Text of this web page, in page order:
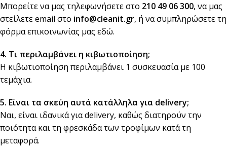
Μπορείτε να μας τηλεφωνήσετε στο 210 49 06 300, να μας
στείλετε email στο info@cleanit.gr, ή να συμπληρώσετε τη
φόρμα επικοινωνίας μας εδώ.
4. Τι περιλαμβάνει η κιβωτιοποίηση;
Η κιβωτιοποίηση περιλαμβάνει 1 συσκευασία με 100
τεμάχια.
5. Είναι τα σκεύη αυτά κατάλληλα για delivery;
Ναι, είναι ιδανικά για delivery, καθώς διατηρούν την
ποιότητα και τη φρεσκάδα των τροφίμων κατά τη
μεταφορά.